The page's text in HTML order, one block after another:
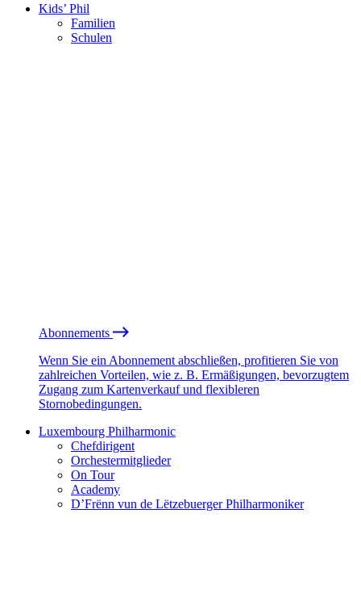
Kids’ Phil
Familien
Schulen
Abonnements
Wenn Sie ein Abonnement abschließen, profitieren Sie von
zahlreichen Vorteilen, wie z. B. Ermäßigungen, bevorzugtem
Zugang zum Kartenverkauf und flexibleren
Stornobedingungen.
Luxembourg Philharmonic
Chefdirigent
Orchestermitglieder
On Tour
Academy
D’Frënn vun de Lëtzebuerger Philharmoniker